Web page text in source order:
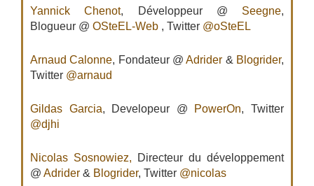
Yannick Chenot, Développeur @ Seegne,
Blogueur @ OSteEL-Web , Twitter @oSteEL
Arnaud Calonne, Fondateur @Adrider & Blogrider,
Twitter @arnaud
Gildas Garcia, Developeur @ PowerOn, Twitter
@djhi
Nicolas Sosnowiez, Directeur du développement
@ Adrider & Blogrider, Twitter @nicolas